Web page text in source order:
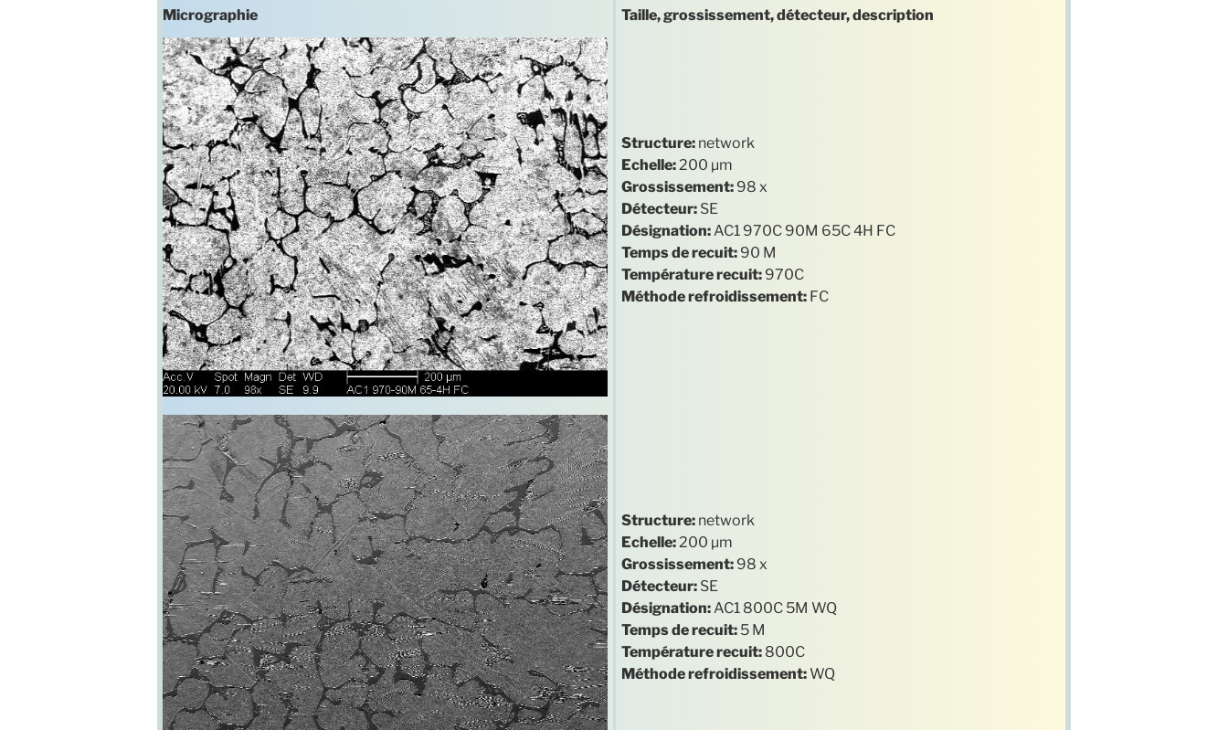
Micrographie Taille, grossissement, détecteur, description
Structure: network
Echelle: 200 µm
Grossissement: 98 x
Détecteur: SE
Désignation: AC1 970C 90M 65C 4H FC
Temps de recuit: 90 M
Température recuit: 970C
Méthode refroidissement: FC
Structure: network
Echelle: 200 µm
Grossissement: 98 x
Détecteur: SE
Désignation: AC1 800C 5M WQ
Temps de recuit: 5 M
Température recuit: 800C
Méthode refroidissement:WQ